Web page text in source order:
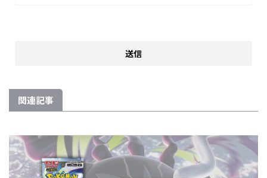
関連記事